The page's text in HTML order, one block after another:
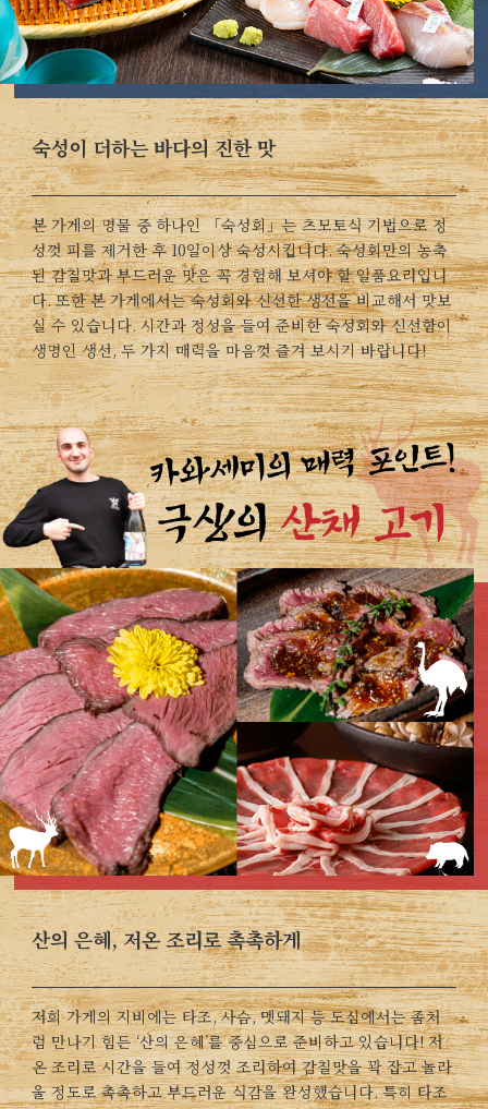
숙성이 더하는 바다의 진한 맛
본 가게의 명물 중 하나인 「숙성회」는 츠모토식 기법으로 정
성껏 피를 제거한 후 10일이상 숙성시킵니다. 숙성회만의 농축
된 감칠맛과 부드러운 맛은 꼭 경험해 보셔야 할 일품요리입니
다. 또한 본 가게에서는 숙성회와 신선한 생선을 비교해서 맛보
실 수 있습니다. 시간과 정성을 들여 준비한 숙성회와 신선함이
생명인 생선, 두 가지 매력을 마음껏 즐겨 보시기 바랍니다!
산의 은혜, 저온 조리로 촉촉하게
저희 가게의 지비에는 타조, 사슴, 멧돼지 등 도심에서는 좀처
럼 만나기 힘든 ‘산의 은혜’를 중심으로 준비하고 있습니다! 저
온 조리로 시간을 들여 정성껏 조리하여 감칠맛을 꽉 잡고 놀라
울 정도로 촉촉하고 부드러운 식감을 완성했습니다. 특히 타조